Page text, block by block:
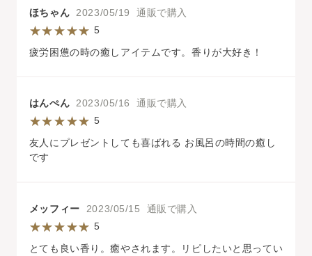
ほちゃん 2023/05/19 通販で購入
5
疲労困憊の時の癒しアイテムです。香りが大好き！
はんぺん2023/05/16 通販で購入
5
友人にプレゼントしても喜ばれる お風呂の時間の癒し
です
メッフィー 2023/05/15 通販で購入
5
とても良い香り。癒やされます。リピしたいと思ってい